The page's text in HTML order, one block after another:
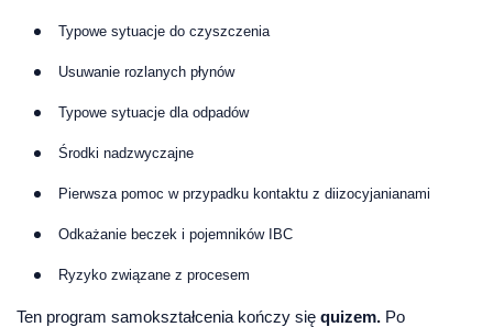
Typowe sytuacje do czyszczenia
Usuwanie rozlanych płynów
Typowe sytuacje dla odpadów
Środki nadzwyczajne
Pierwsza pomoc w przypadku kontaktu z diizocyjanianami
Odkażanie beczek i pojemników IBC
Ryzyko związane z procesem
Ten program samokształcenia kończy się quizem. Po